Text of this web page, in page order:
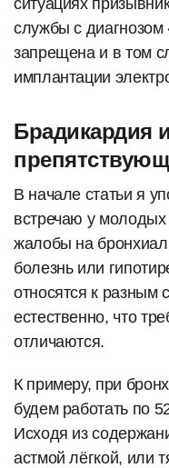
ситуациях
службы с
запрещена и в том
имплантации
Брадикардия
В начале статьи я
встречаю у
жалобы на
болезнь или
относятся к разным
естественно, что
отличаются.
К примеру, при
будем работать по
Исходя из
астмой лёгкой, или